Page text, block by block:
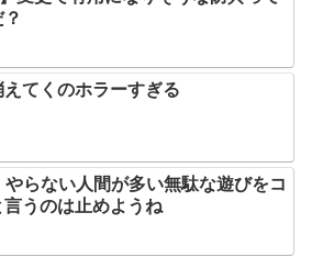
てくのホラーすぎる
やらない人間が多い無駄な遊びをコ
言うのは止めようね